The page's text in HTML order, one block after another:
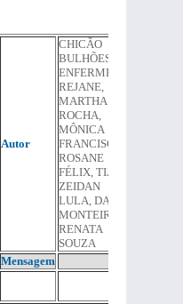
Autor
CHICÃO
BULHÕES,
ENFERMEIRA
REJANE,
MARTHA
ROCHA,
MÔNICA
FRANCISCO,
ROSANE
FÉLIX, TIA JU,
ZEIDAN
LULA, DANI
MONTEIRO,
RENATA
SOUZA
Mensagem